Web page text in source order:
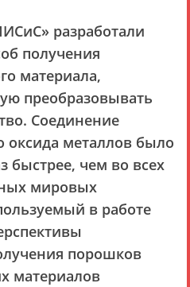
разработали
получения
материала,
преобразовывать
Соединение
оксида металлов было
быстрее, чем во всех
мировых
в работе
порошков
материалов